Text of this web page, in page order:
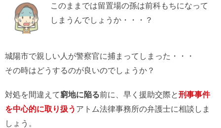
このままでは留置場の孫は前科もちになって
しまうんでしょうか・・・？
城陽市で親しい人が警察官に捕まってしまった・・・
その時はどうするのが良いのでしょうか？
対処を間違えて窮地に陥る前に、早く援助交際と刑事事件
を中心的に取り扱う アトム法律事務所の弁護士に相談しま
しょう。